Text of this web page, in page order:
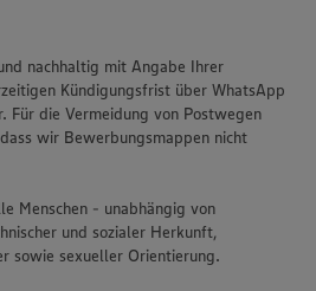
andere Technologien ein, um Ihnen
nachhaltig mit Angabe Ihrer
Kündigungsfrist über WhatsApp
Für die Vermeidung von Postwegen
wir Bewerbungsmappen nicht
Menschen - unabhängig von
und sozialer Herkunft,
sowie sexueller Orientierung.